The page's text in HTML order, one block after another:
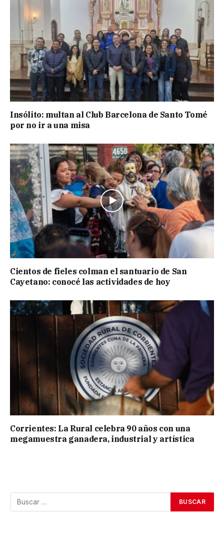
Insólito: multan al Club Barcelona de Santo Tomé
por no ir a una misa
Cientos de fieles colman el santuario de San
Cayetano: conocé las actividades de hoy
Corrientes: La Rural celebra 90 años con una
megamuestra ganadera, industrial y artística